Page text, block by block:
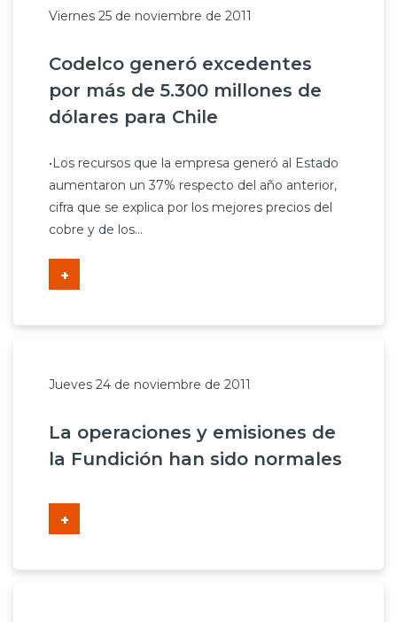
Viernes 25 de noviembre de 2011
Codelco generó excedentes
por más de 5.300 millones de
dólares para Chile
•Los recursos que la empresa generó al Estado
aumentaron un 37% respecto del año anterior,
cifra que se explica por los mejores precios del
cobre y de los...
+
Jueves 24 de noviembre de 2011
La operaciones y emisiones de
la Fundición han sido normales
+